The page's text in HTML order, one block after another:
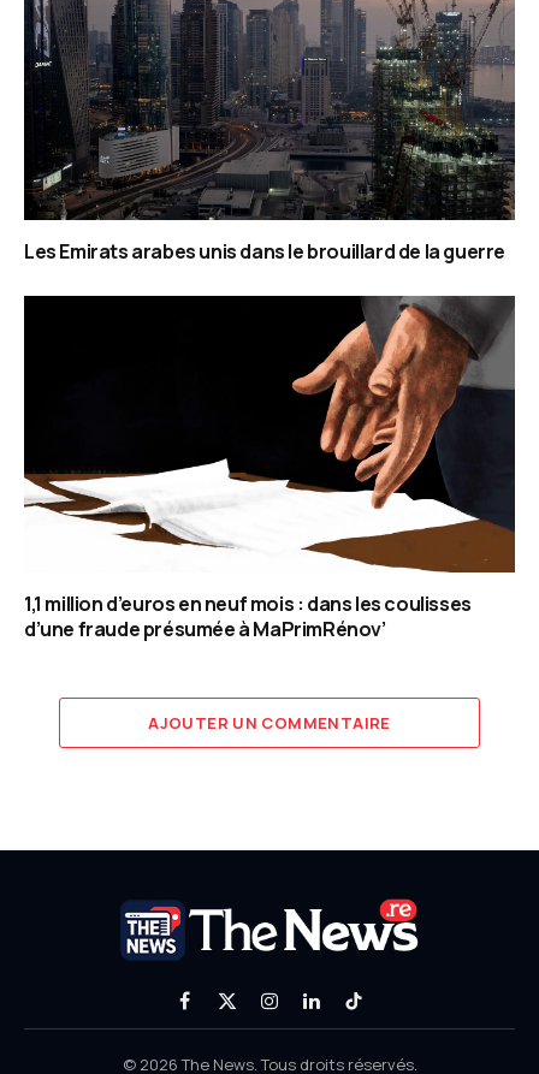
Les Emirats arabes unis dans le brouillard de la guerre
1,1 million d’euros en neuf mois : dans les coulisses
d’une fraude présumée à MaPrimRénov’
AJOUTER UN COMMENTAIRE
Facebook
X
(Twitter)
Instagram
LinkedInTikTok
© 2026 The News. Tous droits réservés.